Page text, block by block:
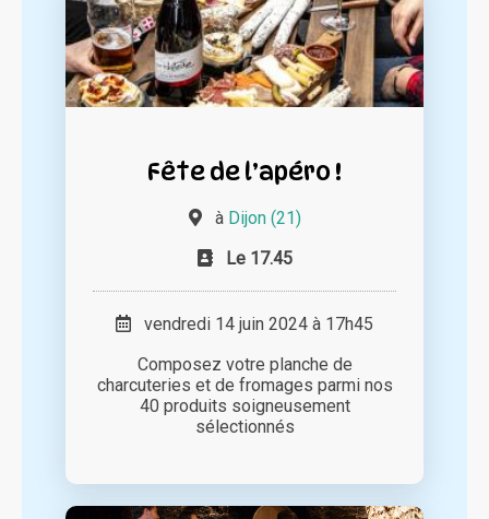
Fête de l’apéro !
à Dijon (21)
Le 17.45
vendredi 14 juin 2024 à 17h45
Composez votre planche de
charcuteries et de fromages parmi nos
40 produits soigneusement
sélectionnés